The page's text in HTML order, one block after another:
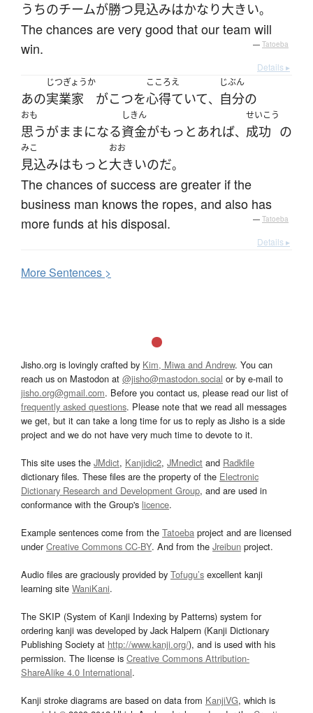
うちのチームが勝つ見込みはかなり大きい。
The chances are very good that our team will
win.
— Tatoeba
Details ▸
あの
じつぎょうか
実業家 がこつを
こころえ
心得ていて、
じぶん
自分の
おも
思うがままになる
しきん
資金がもっとあれば、
せいこう
成功 の
みこ
見込みはもっと
おお
大きいのだ。
The chances of success are greater if the
business man knows the ropes, and also has
more funds at his disposal.
— Tatoeba
Details ▸
MoreSentences >
Jisho.org is lovingly crafted by Kim, Miwa and Andrew. You can
reach us on Mastodon at @jisho@mastodon.social or by e-mail to
jisho.org@gmail.com. Before you contact us, please read our list of
frequently asked questions. Please note that we read all messages
we get, but it can take a long time for us to reply as Jisho is a side
project and we do not have very much time to devote to it.
This site uses the JMdict, Kanjidic2, JMnedict and Radkfile
dictionary files. These files are the property of the Electronic
Dictionary Research and Development Group, and are used in
conformance with the Group's licence.
Example sentences come from the Tatoeba project and are licensed
underCreative Commons CC-BY. And from the Jreibun project.
Audio files are graciously provided by Tofugu’s excellent kanji
learning site WaniKani.
The SKIP (System of Kanji Indexing by Patterns) system for
ordering kanji was developed by Jack Halpern (Kanji Dictionary
Publishing Society at http://www.kanji.org/), and is used with his
permission. The license is Creative Commons Attribution-
ShareAlike 4.0 International.
Kanji stroke diagrams are based on data from KanjiVG, which is